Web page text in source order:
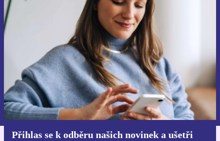
Přihlas se k odběru našich novinek a ušetři
Přihlas se k odběru našich novinek a
ušetři 400 Kč!
Už nikdy nepromeškej žádnou nabídku.
Chci voucher
Informace o použití osobních údajů najdeš v našich
Zásadách ochrany osobních údajů.